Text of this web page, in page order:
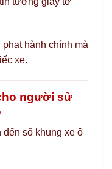
hành chính mà
xe.
người sử
số khung xe ô